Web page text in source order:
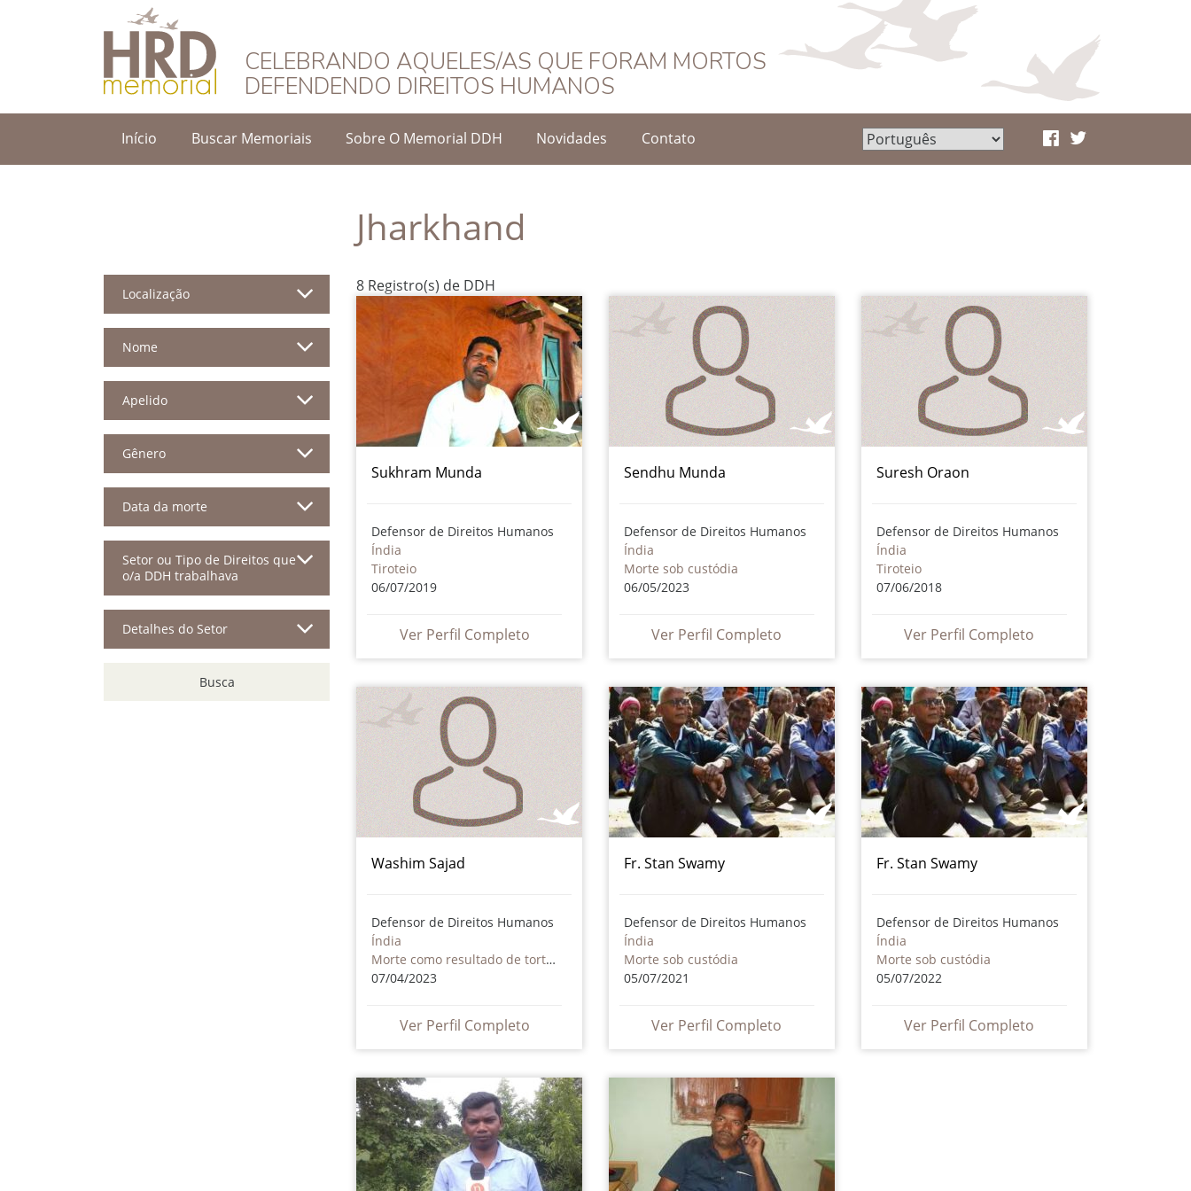
HRD Memorial – Português
CELEBRANDO AQUELES/AS QUE FORAM MORTOS
DEFENDENDO DIREITOS HUMANOS
Início Buscar Memoriais Sobre O Memorial DDH Novidades Contato
Jharkhand
Localização
Nome
Apelido
Gênero
Data da morte
Setor ou Tipo de Direitos que
o/a DDH trabalhava
Detalhes do Setor
Busca
8 Registro(s) de DDH
Sukhram Munda
Defensor de Direitos Humanos
Índia
Tiroteio
06/07/2019
Ver Perfil Completo
Sendhu Munda
Defensor de Direitos Humanos
Índia
Morte sob custódia
06/05/2023
Ver Perfil Completo
Suresh Oraon
Defensor de Direitos Humanos
Índia
Tiroteio
07/06/2018
Ver Perfil Completo
Washim Sajad
Defensor de Direitos Humanos
Índia
Morte como resultado de tortura ou maus tratos - inclusive por atores não estatais
07/04/2023
Ver Perfil Completo
Fr. Stan Swamy
Defensor de Direitos Humanos
Índia
Morte sob custódia
05/07/2021
Ver Perfil Completo
Fr. Stan Swamy
Defensor de Direitos Humanos
Índia
Morte sob custódia
05/07/2022
Ver Perfil Completo